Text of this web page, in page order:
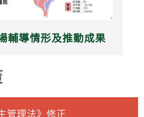
輔導情形及推動成果
管理法》修正